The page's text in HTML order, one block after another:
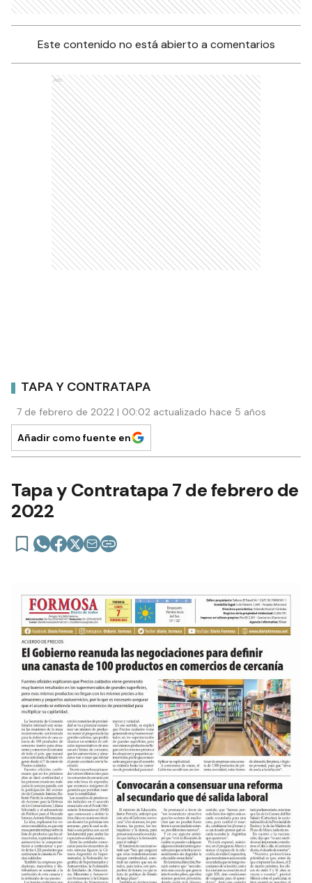
Este contenido no está abierto a comentarios
Ads
TAPA Y CONTRATAPA
7 de febrero de 2022 | 00:02 actualizado hace 5 años
Añadir como fuente en
Tapa y Contratapa 7 de febrero de
2022